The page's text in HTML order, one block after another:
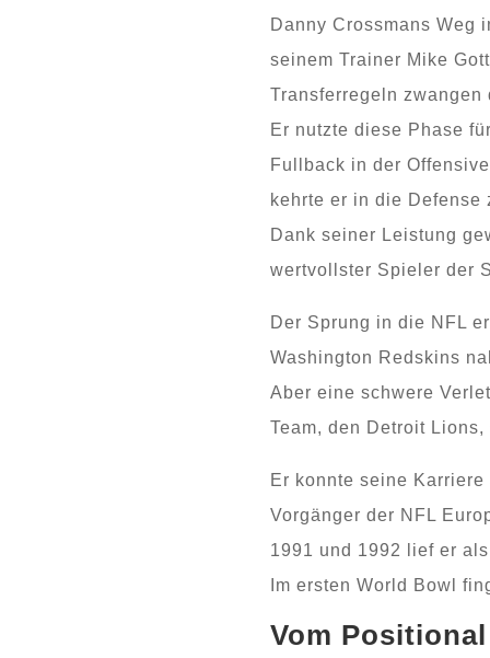
Danny Crossmans Weg
seinem Trainer Mike
Transferregeln
Er nutzte diese Phase
Fullback in der
kehrte er in die Defense
Dank seiner Leistung
wertvollster Spieler der
Der Sprung in die NFL
Washington Redskins
Aber eine schwere
Team, den Detroit
Er konnte seine
Vorgänger der NFL
1991 und 1992 lief er
Im ersten World Bowl
Vom